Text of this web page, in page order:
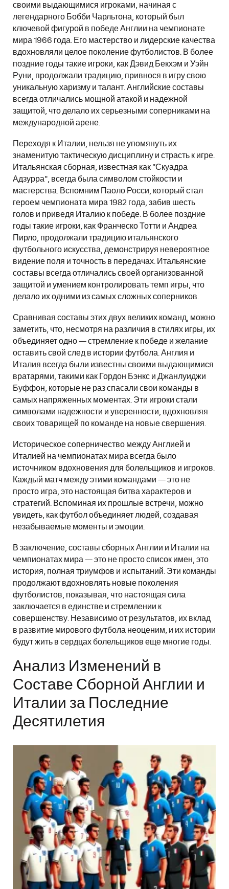
своими выдающимися игроками, начиная с
легендарного Бобби Чарльтона, который был
ключевой фигурой в победе Англии на чемпионате
мира 1966 года. Его мастерство и лидерские качества
вдохновляли целое поколение футболистов. В более
поздние годы такие игроки, как Дэвид Бекхэм и Уэйн
Руни, продолжали традицию, привнося в игру свою
уникальную харизму и талант. Английские составы
всегда отличались мощной атакой и надежной
защитой, что делало их серьезными соперниками на
международной арене.
Переходя к Италии, нельзя не упомянуть их
знаменитую тактическую дисциплину и страсть к игре.
Итальянская сборная, известная как "Скуадра
Адзурра", всегда была символом стойкости и
мастерства. Вспомним Паоло Росси, который стал
героем чемпионата мира 1982 года, забив шесть
голов и приведя Италию к победе. В более поздние
годы такие игроки, как Франческо Тотти и Андреа
Пирло, продолжали традицию итальянского
футбольного искусства, демонстрируя невероятное
видение поля и точность в передачах. Итальянские
составы всегда отличались своей организованной
защитой и умением контролировать темп игры, что
делало их одними из самых сложных соперников.
Сравнивая составы этих двух великих команд, можно
заметить, что, несмотря на различия в стилях игры, их
объединяет одно — стремление к победе и желание
оставить свой след в истории футбола. Англия и
Италия всегда были известны своими выдающимися
вратарями, такими как Гордон Бэнкс и Джанлуиджи
Буффон, которые не раз спасали свои команды в
самых напряженных моментах. Эти игроки стали
символами надежности и уверенности, вдохновляя
своих товарищей по команде на новые свершения.
Историческое соперничество между Англией и
Италией на чемпионатах мира всегда было
источником вдохновения для болельщиков и игроков.
Каждый матч между этими командами — это не
просто игра, это настоящая битва характеров и
стратегий. Вспоминая их прошлые встречи, можно
увидеть, как футбол объединяет людей, создавая
незабываемые моменты и эмоции.
В заключение, составы сборных Англии и Италии на
чемпионатах мира — это не просто список имен, это
история, полная триумфов и испытаний. Эти команды
продолжают вдохновлять новые поколения
футболистов, показывая, что настоящая сила
заключается в единстве и стремлении к
совершенству. Независимо от результатов, их вклад
в развитие мирового футбола неоценим, и их истории
будут жить в сердцах болельщиков еще многие годы.
Анализ Изменений в
Составе Сборной Англии и
Италии за Последние
Десятилетия